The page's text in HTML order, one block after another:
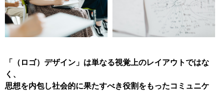
「（ロゴ）デザイン」は単なる視覚上のレイアウトではな
く、
思想を内包し社会的に果たすべき役割をもったコミュニケ